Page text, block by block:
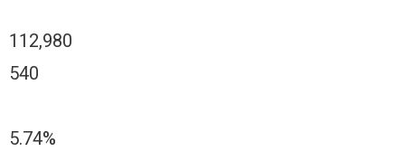
112,980
540
5.74%